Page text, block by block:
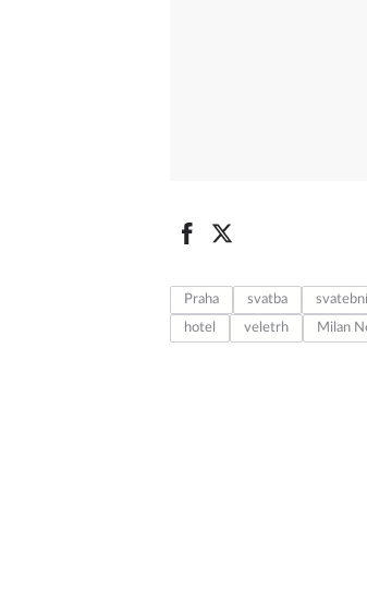
Praha svatba
hotel
veletrh Milan